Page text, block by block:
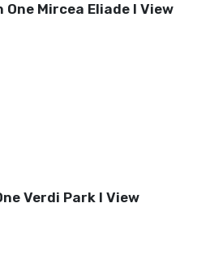
Mircea Eliade I View
Verdi Park I View